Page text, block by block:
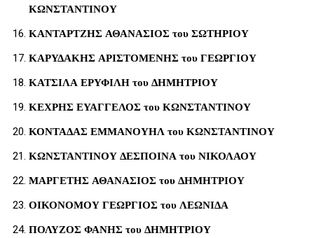
ΚΩΝΣΤΑΝΤΙΝΟΥ
ΚΑΝΤΑΡΤΖΗΣ ΑΘΑΝΑΣΙΟΣ του ΣΩΤΗΡΙΟΥ
ΚΑΡΥΔΑΚΗΣ ΑΡΙΣΤΟΜΕΝΗΣ του ΓΕΩΡΓΙΟΥ
ΚΑΤΣΙΛΑ ΕΡΥΦΙΛΗ του ΔΗΜΗΤΡΙΟΥ
ΚΕΧΡΗΣ ΕΥΑΓΓΕΛΟΣ του ΚΩΝΣΤΑΝΤΙΝΟΥ
ΚΟΝΤΑΔΑΣ ΕΜΜΑΝΟΥΗΛ του ΚΩΝΣΤΑΝΤΙΝΟΥ
ΚΩΝΣΤΑΝΤΙΝΟΥ ΔΕΣΠΟΙΝΑ του ΝΙΚΟΛΑΟΥ
ΜΑΡΓΕΤΗΣ ΑΘΑΝΑΣΙΟΣ του ΔΗΜΗΤΡΙΟΥ
ΟΙΚΟΝΟΜΟΥ ΓΕΩΡΓΙΟΣ του ΛΕΩΝΙΔΑ
ΠΟΛΥΖΟΣ ΦΑΝΗΣ του ΔΗΜΗΤΡΙΟΥ